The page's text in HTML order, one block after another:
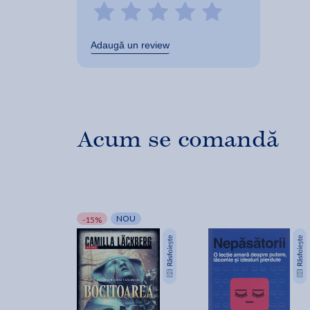
Adaugă un review
Acum se comandă
-15% NOU